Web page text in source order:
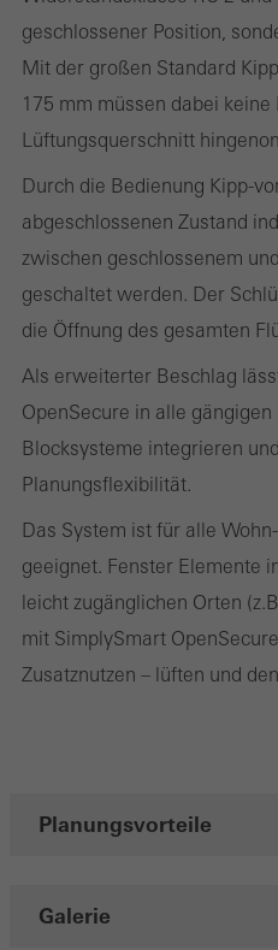
geschlossener Position,
Mit der großen Standard
175 mm müssen dabei
Lüftungsquerschnitt
Durch die Bedienung Kipp-
abgeschlossenen Zustand
zwischen geschlossenem
geschaltet werden. Der
die Öffnung des gesamten
Als erweiterter Beschlag
OpenSecure in alle gängigen
Blocksysteme integrieren
Planungsflexibilität.
Das System ist für alle
geeignet. Fenster Elemente
leicht zugänglichen Orten
mit SimplySmart
Zusatznutzen – lüften und
Planungsvorteile
Galerie
Statistik / Analyse Cookies
Diese Cookies werden zu
Nutzung der Webseite zu
beispielsweise durch Auswertung
Kampagnen, zu optimieren. Diese
verwendet, die
Nutzererlebnis zu verbessern. Sie
die Nutzungsweise der Webseite,
durchschnittliche Verweilzeit,
Marketing / Drittanbieter Cookies
Marketing Cookies werden von
personalisierte und ansprechende
Nutzer anzuzeigen. Sie tun dies,
Webseiten hinweg verfolgen.
Drittanbietern eingebunden, die
erbringen.